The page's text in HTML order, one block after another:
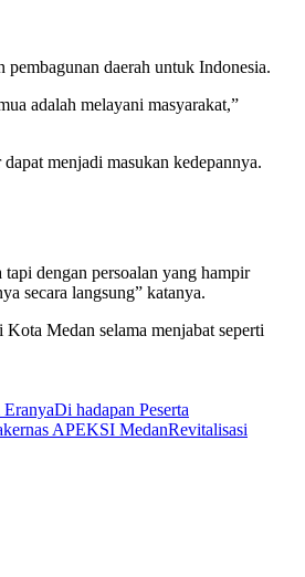
daerah untuk Indonesia.
adalah melayani masyarakat,”
menjadi masukan kedepannya.
dengan persoalan yang hampir
secara langsung” katanya.
Medan selama menjabat seperti
Di hadapan Peserta
APEKSI MedanRevitalisasi